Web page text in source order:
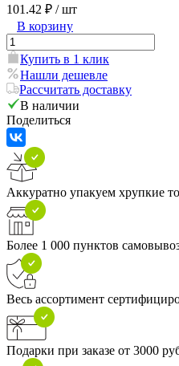
101.42 ₽ / шт
В корзину
Купить в 1 клик
Нашли дешевле
Рассчитать доставку
В наличии
Поделиться
Аккуратно упакуем хрупкие
Более 1 000 пунктов
Весь ассортимент
Подарки при заказе от 3000